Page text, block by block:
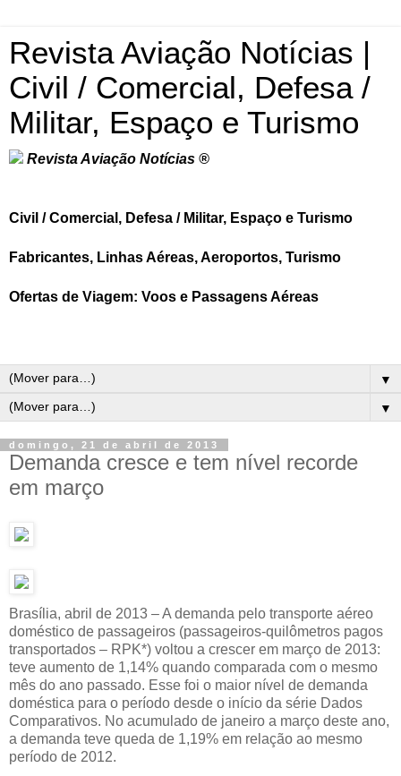
Revista Aviação Notícias |
Civil / Comercial, Defesa /
Militar, Espaço e Turismo
Revista Aviação Notícias ®
Civil / Comercial, Defesa / Militar, Espaço e Turismo
Fabricantes, Linhas Aéreas, Aeroportos, Turismo
Ofertas de Viagem: Voos e Passagens Aéreas
▼
▼
domingo, 21 de abril de 2013
Demanda cresce e tem nível recorde
em março
Brasília, abril de 2013 – A demanda pelo transporte aéreo
doméstico de passageiros (passageiros-quilômetros pagos
transportados – RPK*) voltou a crescer em março de 2013:
teve aumento de 1,14% quando comparada com o mesmo
mês do ano passado. Esse foi o maior nível de demanda
doméstica para o período desde o início da série Dados
Comparativos. No acumulado de janeiro a março deste ano,
a demanda teve queda de 1,19% em relação ao mesmo
período de 2012.